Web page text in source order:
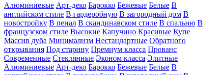
Алюминиевые Арт-деко Барокко Бежевые Белые В
английском стиле В гардеробную В загородный дом В
новостройку В пенал В скандинавском стиле В спальню В
французском стиле Высокие Капучино Красивые Купе
Массив дуба Минимализм Нестандартные Обратного
открывания Под старину Премиум класса Прованс
Современные Стеклянные Эконом класса Элитные
Алюминиевые Арт-деко Барокко Бежевые Белые В